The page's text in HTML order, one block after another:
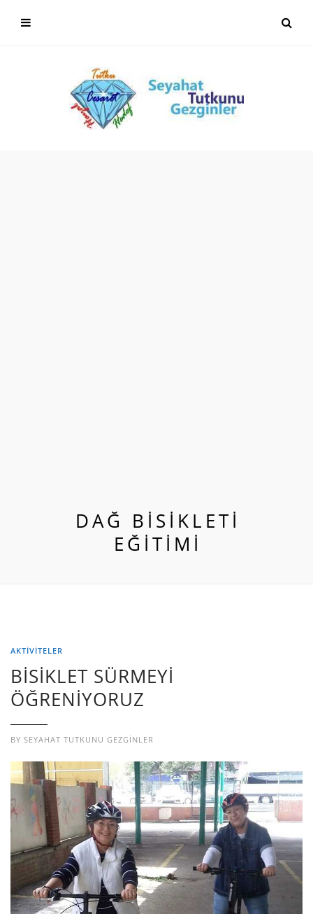
DAĞ BİSİKLETİ
EĞİTİMİ
AKTİVİTELER
BİSİKLET SÜRMEYİ
ÖĞRENİYORUZ
BY SEYAHAT TUTKUNU GEZGINLER